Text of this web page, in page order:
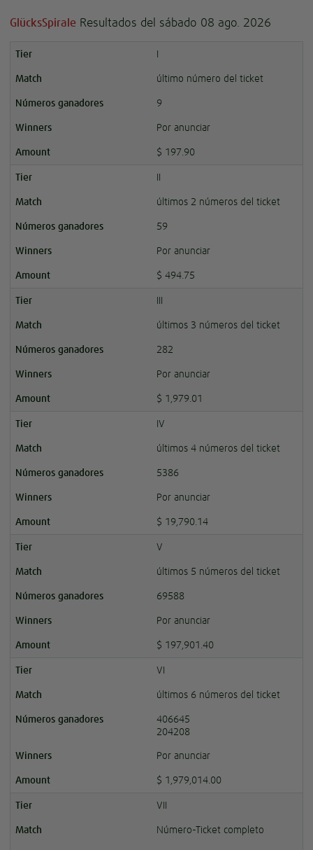
GlücksSpirale Resultados del sábado 08 ago. 2026
I
último número del ticket
9
Por anunciar
$ 197.90
II
últimos 2 números del ticket
59
Por anunciar
$ 494.75
III
últimos 3 números del ticket
282
Por anunciar
$ 1,979.01
IV
últimos 4 números del ticket
5386
Por anunciar
$ 19,790.14
V
últimos 5 números del ticket
69588
Por anunciar
$ 197,901.40
VI
últimos 6 números del ticket
406645
204208
Por anunciar
$ 1,979,014.00
VII
Número-Ticket completo